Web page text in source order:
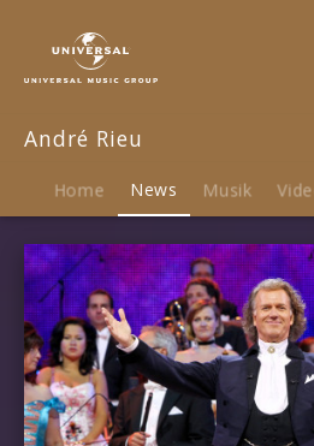
News
André Rieu
Home News Musik